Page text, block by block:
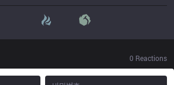
0 Reactions